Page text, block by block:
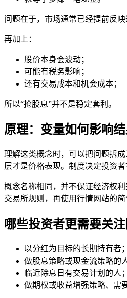
问题在于，市场通常已经提前反
再加上：
股价本身会波动；
可能有税务影响；
还有交易成本和机会成本；
所以“抢股息”并不是稳定套利。
原理：变量如何影响
理解这类概念时，可以把问题拆
层才是价格表现。制度决定投资
概念名称相同，并不保证经济权
交易所规则，再使用行情网站的简
哪些投资者更需要关注
以分红为目标的长期持有者；
做股息策略或现金流策略的人
临近除息日有交易计划的人；
做期权或收益增强策略、需